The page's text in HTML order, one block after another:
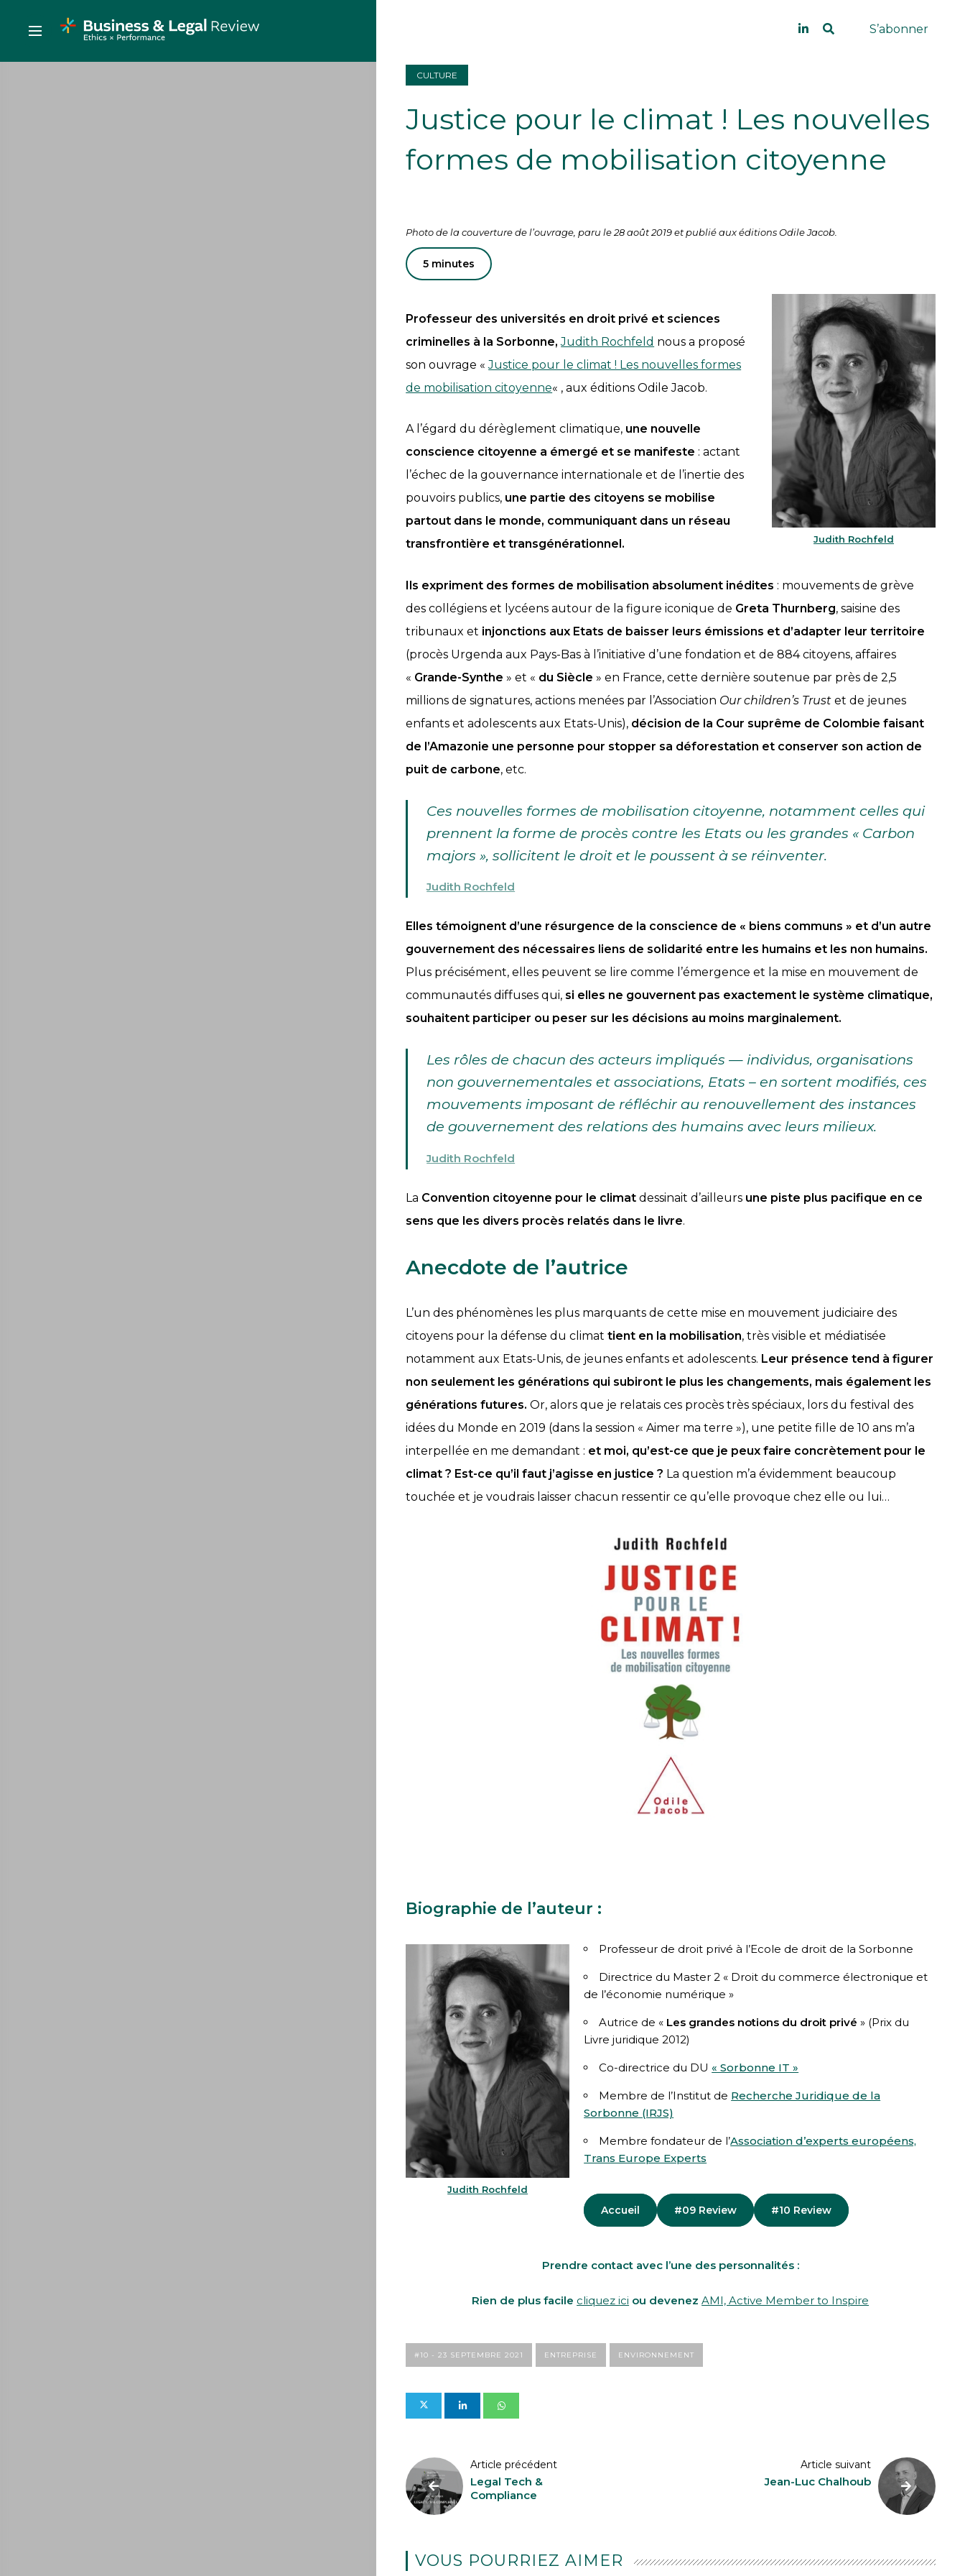
S’abonner
S’abonner
À
propos
Catégories
Thèmes
CULTURE
Justice pour le climat ! Les nouvelles
formes de mobilisation citoyenne
Photo de la couverture de l’ouvrage, paru le 28 août 2019 et publié aux éditions Odile Jacob.
5 minutes
Judith Rochfeld
Professeur des universités en droit privé et sciences
criminelles à la Sorbonne,Judith Rochfeld nous a proposé
son ouvrage «Justice pour le climat ! Les nouvelles formes
de mobilisation citoyenne« , aux éditions Odile Jacob.
A l’égard du dérèglement climatique, une nouvelle
conscience citoyenne a émergé et se manifeste : actant
l’échec de la gouvernance internationale et de l’inertie des
pouvoirs publics, une partie des citoyens se mobilise
partout dans le monde, communiquant dans un réseau
transfrontière et transgénérationnel.
Ils expriment des formes de mobilisation absolument inédites : mouvements de grève
des collégiens et lycéens autour de la figure iconique de Greta Thurnberg, saisine des
tribunaux et injonctions aux Etats de baisser leurs émissions et d’adapter leur territoire
(procès Urgenda aux Pays-Bas à l’initiative d’une fondation et de 884 citoyens, affaires
« Grande-Synthe » et « du Siècle » en France, cette dernière soutenue par près de 2,5
millions de signatures, actions menées par l’Association Our children’s Trust et de jeunes
enfants et adolescents aux Etats-Unis), décision de la Cour suprême de Colombie faisant
de l’Amazonie une personne pour stopper sa déforestation et conserver son action de
puit de carbone, etc.
Ces nouvelles formes de mobilisation citoyenne, notamment celles qui
prennent la forme de procès contre les Etats ou les grandes « Carbon
majors », sollicitent le droit et le poussent à se réinventer.
Judith Rochfeld
Elles témoignent d’une résurgence de la conscience de « biens communs » et d’un autre
gouvernement des nécessaires liens de solidarité entre les humains et les non humains.
Plus précisément, elles peuvent se lire comme l’émergence et la mise en mouvement de
communautés diffuses qui, si elles ne gouvernent pas exactement le système climatique,
souhaitent participer ou peser sur les décisions au moins marginalement.
Les rôles de chacun des acteurs impliqués — individus, organisations
non gouvernementales et associations, Etats – en sortent modifiés, ces
mouvements imposant de réfléchir au renouvellement des instances
de gouvernement des relations des humains avec leurs milieux.
Judith Rochfeld
La Convention citoyenne pour le climatdessinait d’ailleurs une piste plus pacifique en ce
sens que les divers procès relatés dans le livre.
Anecdote de l’autrice
L’un des phénomènes les plus marquants de cette mise en mouvement judiciaire des
citoyens pour la défense du climat tient en la mobilisation, très visible et médiatisée
notamment aux Etats-Unis, de jeunes enfants et adolescents. Leur présence tend à figurer
non seulement les générations qui subiront le plus les changements, mais également les
générations futures. Or, alors que je relatais ces procès très spéciaux, lors du festival des
idées du Monde en 2019 (dans la session « Aimer ma terre »), une petite fille de 10 ans m’a
interpellée en me demandant : et moi, qu’est-ce que je peux faire concrètement pour le
climat ? Est-ce qu’il faut j’agisse en justice ? La question m’a évidemment beaucoup
touchée et je voudrais laisser chacun ressentir ce qu’elle provoque chez elle ou lui…
Biographie de l’auteur :
Judith Rochfeld
Professeur de droit privé à l’Ecole de droit de la Sorbonne
Directrice du Master 2 « Droit du commerce électronique et
de l’économie numérique »
Autrice de « Les grandes notions du droit privé » (Prix du
Livre juridique 2012)
Co-directrice du DU « Sorbonne IT »
Membre de l’Institut de Recherche Juridique de la
Sorbonne (IRJS)
Membre fondateur de l’Association d’experts européens,
Trans Europe Experts
Accueil #09 Review #10 Review
Prendre contact avec l’une des personnalités :
Rien de plus facile cliquez ici ou devenezAMI, Active Member to Inspire
#10 - 23 SEPTEMBRE 2021 ENTREPRISE ENVIRONNEMENT
Article précédent
Legal Tech &
Compliance
Article suivant
Jean-Luc Chalhoub
VOUS POURRIEZ AIMER